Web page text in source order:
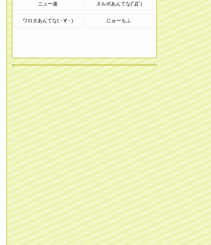
ニュー速 ヌルポあんてな(ﾟДﾟ)
ワロタあんてな(・∀・) にゅーもふ